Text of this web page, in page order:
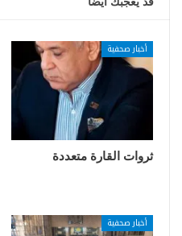
أخبار صحفية
ثروات القارة متعددة
أخبار صحفية